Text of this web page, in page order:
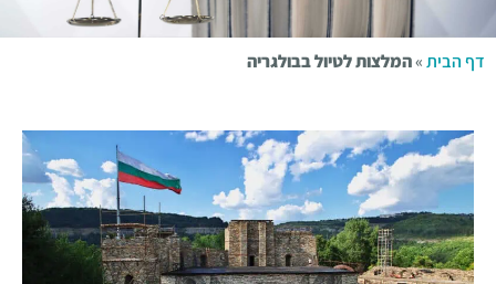
דף הבית»המלצות לטיול בבולגריה